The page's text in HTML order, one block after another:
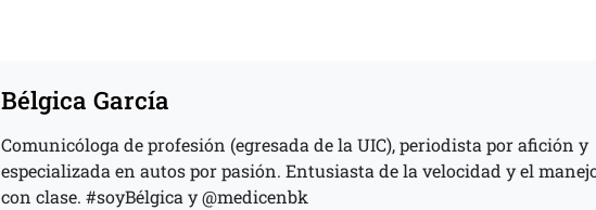
Bélgica García
Comunicóloga de profesión (egresada de la UIC), periodista por afición y
especializada en autos por pasión. Entusiasta de la velocidad y el
con clase. #soyBélgica y @medicenbk